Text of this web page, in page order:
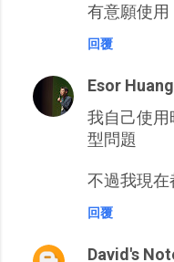
有意願使用
回覆
Esor Huang
我自己使
型問題
不過我現
回覆
David's